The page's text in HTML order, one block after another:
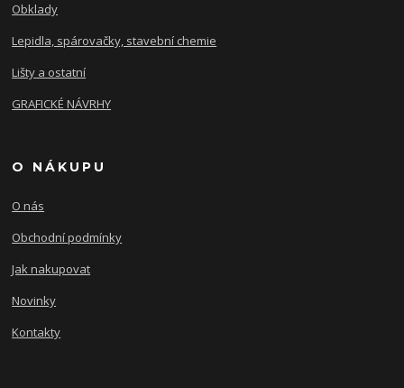
Obklady
Lepidla, spárovačky, stavební chemie
Lišty a ostatní
GRAFICKÉ NÁVRHY
O NÁKUPU
O nás
Obchodní podmínky
Jak nakupovat
Novinky
Kontakty